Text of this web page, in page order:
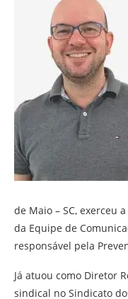
de Maio – SC, exerceu
da Equipe de
responsável pela
Já atuou como Diretor
sindical no Sindicato